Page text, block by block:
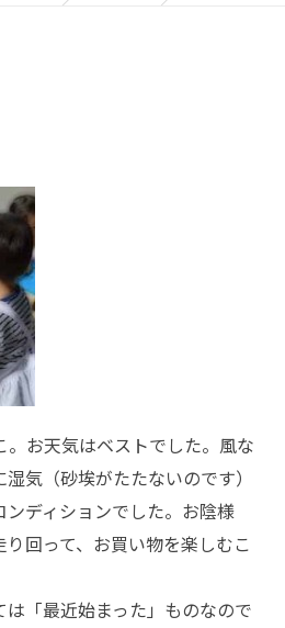
お天気はベストでした。風な
気（砂埃がたたないのです）
ンディションでした。お陰様
回って、お買い物を楽しむこ
「最近始まった」ものなので